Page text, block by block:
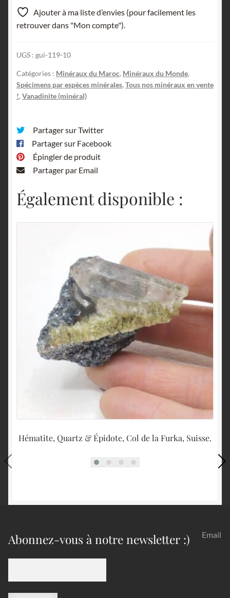
Taouz,
Maroc.
Ajouter à ma liste d’envies (pour facilement les
retrouver dans "Mon compte").
UGS : gui-119-10
Catégories : Minéraux du Maroc, Minéraux du Monde,
Spécimens par espèces minérales, Tous nos minéraux en vente
!, Vanadinite (minéral)
Partager sur Twitter
Partager sur Facebook
Épingler de produit
Partager par Email
Également disponible :
Hématite, Quartz & Épidote, Col de la Furka, Suisse.
Abonnez-vous à notre newsletter :) Email